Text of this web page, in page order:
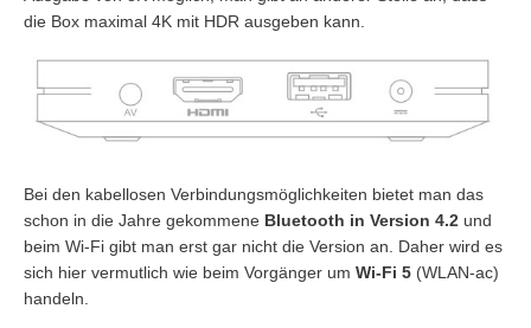
die Box maximal 4K mit HDR ausgeben kann.
Bei den kabellosen Verbindungsmöglichkeiten bietet man das
schon in die Jahre gekommene Bluetooth in Version 4.2 und
beim Wi-Fi gibt man erst gar nicht die Version an. Daher wird es
sich hier vermutlich wie beim Vorgänger um Wi-Fi 5 (WLAN-ac)
handeln.